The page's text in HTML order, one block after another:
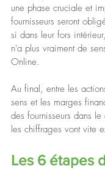
une phase cruciale et
fournisseurs seront
si dans leur fors
n'a plus vraiment de
Online.
Au final, entre les
sens et les marges
des fournisseurs dans
les chiffrages vont vite
Les 6 étapes